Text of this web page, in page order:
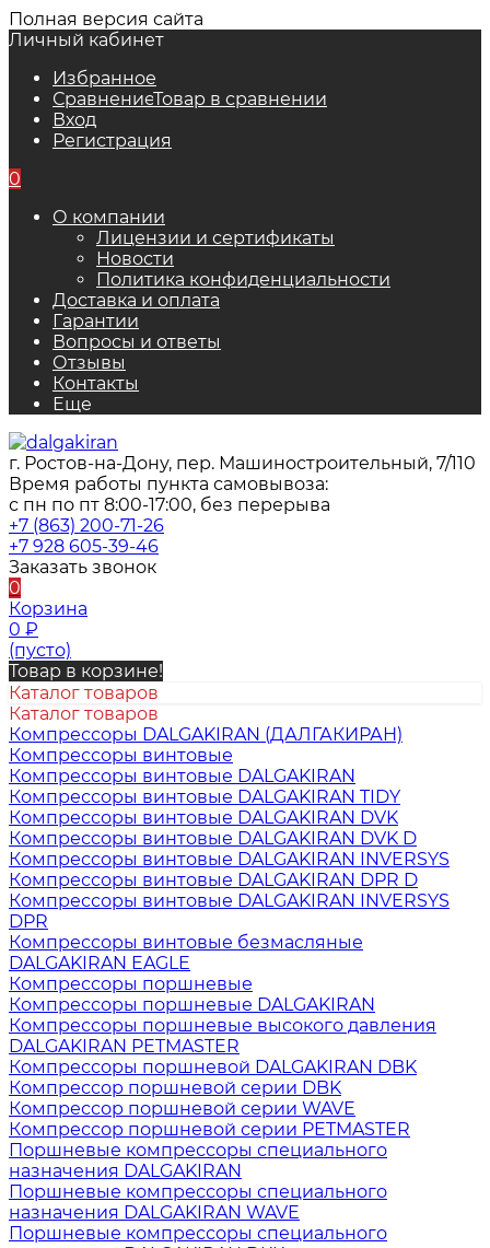
Полная версия сайта
Личный кабинет
Избранное
СравнениеТовар в сравнении
Вход
Регистрация
0
О компании
Лицензии и сертификаты
Новости
Политика конфиденциальности
Доставка и оплата
Гарантии
Вопросы и ответы
Отзывы
Контакты
Еще
г. Ростов-на-Дону, пер. Машиностроительный, 7/110
Время работы пункта самовывоза:
с пн по пт 8:00-17:00, без перерыва
+7 (863) 200-71-26
+7 928 605-39-46
Заказать звонок
0
Корзина
0 ₽
(пусто)
Товар в корзине!
Каталог товаров
Каталог товаров
Компрессоры DALGAKIRAN (ДАЛГАКИРАН)
Компрессоры винтовые
Компрессоры винтовые DALGAKIRAN
Компрессоры винтовые DALGAKIRAN TIDY
Компрессоры винтовые DALGAKIRAN DVK
Компрессоры винтовые DALGAKIRAN DVK D
Компрессоры винтовые DALGAKIRAN INVERSYS
Компрессоры винтовые DALGAKIRAN DPR D
Компрессоры винтовые DALGAKIRAN INVERSYS
DPR
Компрессоры винтовые безмасляные
DALGAKIRAN EAGLE
Компрессоры поршневые
Компрессоры поршневые DALGAKIRAN
Компрессоры поршневые высокого давления
DALGAKIRAN PETMASTER
Компрессоры поршневой DALGAKIRAN DBK
Компрессор поршневой серии DBK
Компрессор поршневой серии WAVE
Компрессор поршневой серии PETMASTER
Поршневые компрессоры специального
назначения DALGAKIRAN
Поршневые компрессоры специального
назначения DALGAKIRAN WAVE
Поршневые компрессоры специального